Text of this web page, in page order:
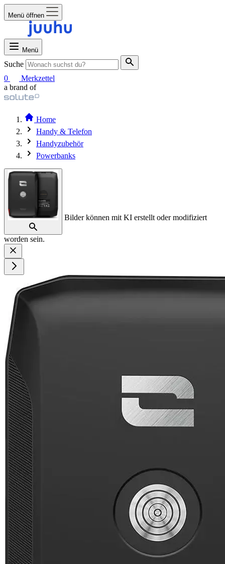
Menü öffnen
Menü
Suche
0
Merkzettel
a brand of
Home
Handy & Telefon
Handyzubehör
Powerbanks
Bilder können mit KI erstellt oder modifiziert
worden sein.